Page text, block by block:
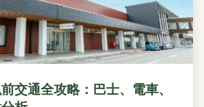
交通全攻略：巴士、電車、